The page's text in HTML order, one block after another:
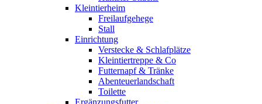
Kleintierheim
Freilaufgehege
Stall
Einrichtung
Verstecke & Schlafplätze
Kleintiertreppe & Co
Futternapf & Tränke
Abenteuerlandschaft
Toilette
Ergänzungsfutter